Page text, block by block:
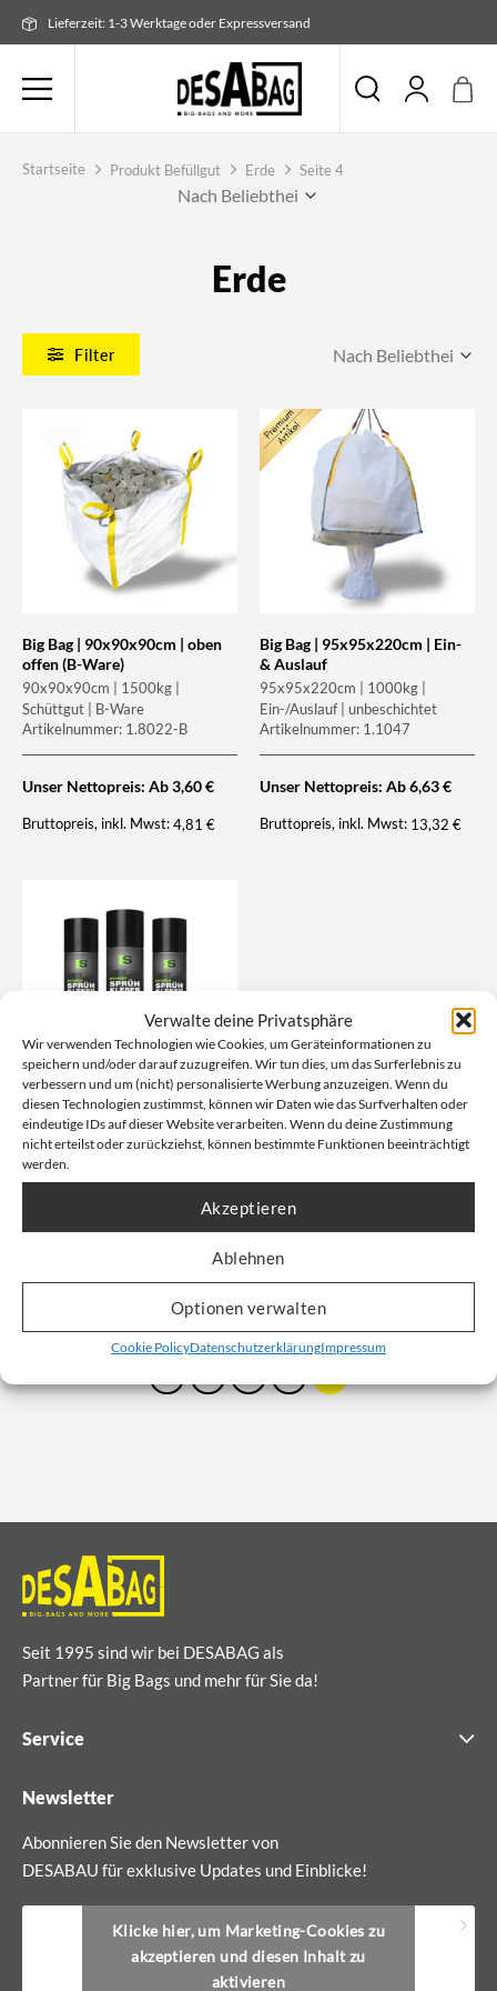
Verwalte deine Privatsphäre
Wir verwenden Technologien wie Cookies, um Geräteinformationen zu
speichern und/oder darauf zuzugreifen. Wir tun dies, um das Surferlebnis zu
verbessern und um (nicht) personalisierte Werbung anzuzeigen. Wenn du
diesen Technologien zustimmst, können wir Daten wie das Surfverhalten oder
eindeutige IDs auf dieser Website verarbeiten. Wenn du deine Zustimmung
nicht erteilst oder zurückziehst, können bestimmte Funktionen beeinträchtigt
werden.
Akzeptieren
Ablehnen
Optionen verwalten
Cookie PolicyDatenschutzerklärungImpressum
Inhalt
Lieferzeit: 1-3 Werktage oder Expressversand
Startseite Produkt Befüllgut Erde Seite 4
Erde
Filter
Big Bag | 90x90x90cm | oben
offen (B-Ware)
90x90x90cm | 1500kg |
Schüttgut | B-Ware
Artikelnummer: 1.8022-B
Unser Nettopreis: Ab3,60€
Bruttopreis, inkl. Mwst:4,81€
Big Bag | 95x95x220cm | Ein-
& Auslauf
95x95x220cm | 1000kg |
Ein-/Auslauf | unbeschichtet
Artikelnummer: 1.1047
Unser Nettopreis: Ab6,63€
Bruttopreis, inkl. Mwst: 13,32€
Power Sprühkleber
Permanent, Universell einsetzbar,
Variable Sprüheinstellung
Artikelnummer: 7.7001
Unser Nettopreis: Ab5,83€
Seit 1995 sind wir bei DESABAG als
Partner für Big Bags und mehr für Sie da!
Service
Newsletter
Abonnieren Sie den Newsletter von
DESABAU für exklusive Updates und Einblicke!
Klicke hier, um Marketing-Cookies zu
akzeptieren und diesen Inhalt zu
aktivieren